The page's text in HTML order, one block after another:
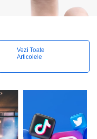
Vezi Toate
Articolele